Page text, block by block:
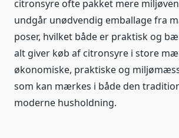
citronsyre ofte pakket mere
undgår unødvendig emballage fra
poser, hvilket både er praktisk og
alt giver køb af citronsyre i store
økonomiske, praktiske og
som kan mærkes i både den
moderne husholdning.